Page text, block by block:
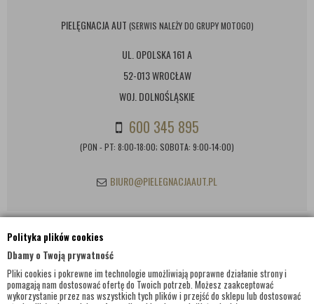
Polityka plików cookies
Dbamy o Twoją prywatność
Pliki cookies i pokrewne im technologie umożliwiają poprawne działanie strony i
pomagają nam dostosować ofertę do Twoich potrzeb. Możesz zaakceptować
wykorzystanie przez nas wszystkich tych plików i przejść do sklepu lub dostosować
PIELĘGNACJA AUT (SERWIS NALEŻY DO GRUPY MOTOGO)
UL. OPOLSKA 161 A
52-013 WROCŁAW
WOJ. DOLNOŚLĄSKIE
600 345 895
(PON - PT: 8:00-18:00; SOBOTA: 9:00-14:00)
BIURO@PIELEGNACJAAUT.PL
INFORMACJE KONTAKTOWE